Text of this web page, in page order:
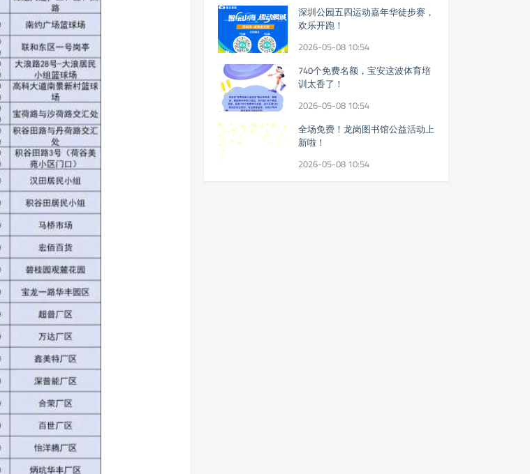
深圳公园五四运动嘉年华徒步赛，
欢乐开跑！
2026-05-08 10:54
740个免费名额，宝安这波体育培
训太香了！
2026-05-08 10:54
全场免费！龙岗图书馆公益活动上
新啦！
2026-05-08 10:54